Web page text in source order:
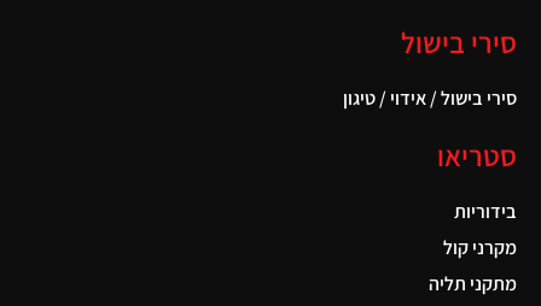
סירי בישול
סירי בישול / אידוי / טיגון
סטריאו
בידוריות
מקרני קול
מתקני תליה